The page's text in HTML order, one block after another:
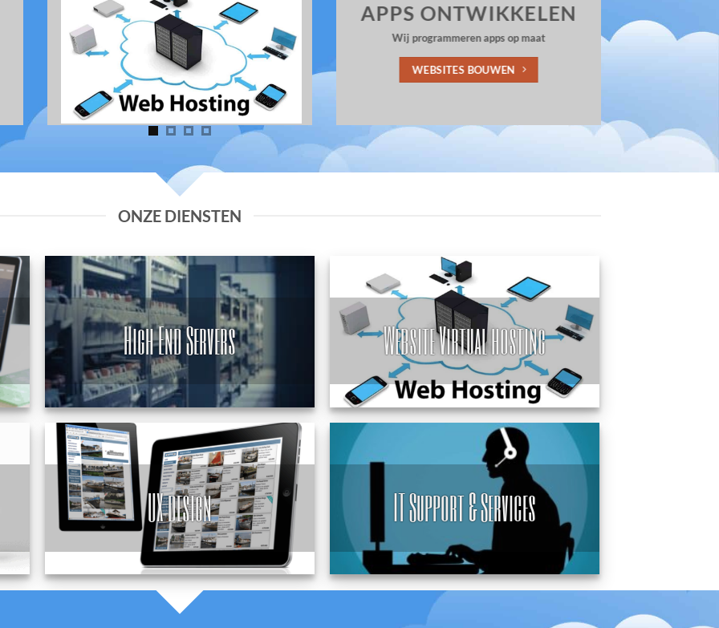
APPS ONTWIKKELEN
Wij programmeren apps op maat
WEBSITES BOUWEN
ONZE DIENSTEN
High End Servers Website Virtual hosting
UX design IT Support & Services